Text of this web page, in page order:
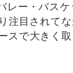
レー・バス
注目されて
スで大きく